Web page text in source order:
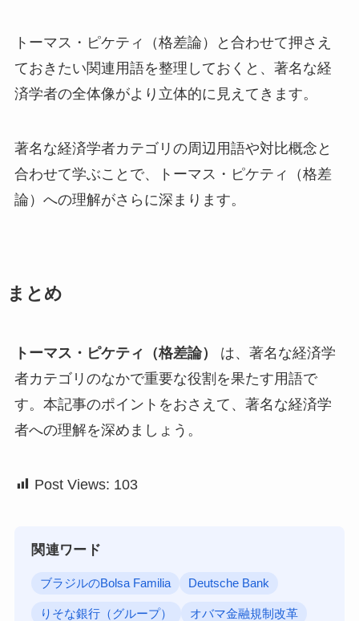
トーマス・ピケティ（格差論）と合わせて押さえ
ておきたい関連用語を整理しておくと、著名な経
済学者の全体像がより立体的に見えてきます。
著名な経済学者カテゴリの周辺用語や対比概念と
合わせて学ぶことで、トーマス・ピケティ（格差
論）への理解がさらに深まります。
まとめ
トーマス・ピケティ（格差論）
は、著名な経済学
者カテゴリのなかで重要な役割を果たす用語で
す。本記事のポイントをおさえて、著名な経済学
者への理解を深めましょう。
Post Views: 103
関連ワード
ブラジルのBolsa Familia Deutsche Bank
りそな銀行（グループ） オバマ金融規制改革